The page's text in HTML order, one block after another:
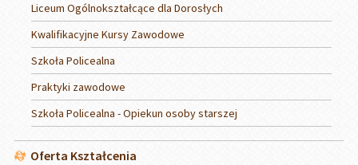
Liceum Ogólnokształcące dla Dorosłych
Kwalifikacyjne Kursy Zawodowe
Szkoła Policealna
Praktyki zawodowe
Szkoła Policealna - Opiekun osoby starszej
Oferta Kształcenia